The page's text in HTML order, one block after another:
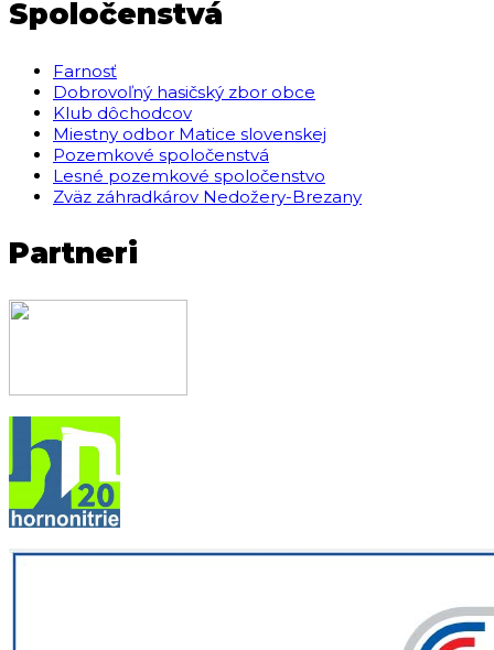
Spoločenstvá
Farnosť
Dobrovoľný hasičský zbor obce
Klub dôchodcov
Miestny odbor Matice slovenskej
Pozemkové spoločenstvá
Lesné pozemkové spoločenstvo
Zväz záhradkárov Nedožery-Brezany
Partneri